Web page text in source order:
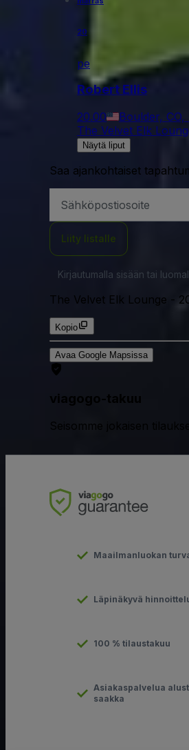
20
pe
Robert Ellis
20.00 Boulder, CO,
The Velvet Elk
Näytä liput
Saa ajankohtaiset
Liity listalle
Kirjautumalla sisään tai
The Velvet Elk Lounge -
Kopio
Avaa Google Mapsissa
viagogo-takuu
Seisomme jokaisen
Maailmanluokan
Läpinäkyvä
100 % tilaustakuu
Asiakaspalvelua
saakka